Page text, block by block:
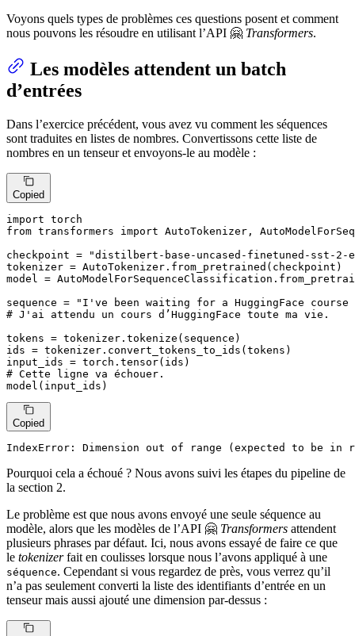
Voyons quels types de problèmes ces questions posent et comment
nous pouvons les résoudre en utilisant l’API 🤗 Transformers.
Les modèles attendent un batch
d’entrées
Dans l’exercice précédent, vous avez vu comment les séquences
sont traduites en listes de nombres. Convertissons cette liste de
nombres en un tenseur et envoyons-le au modèle :
Copied
import
from transformers import AutoTokenizer,
checkpoint =
"distilbert-base-uncased-finetuned-sst-2-
tokenizer = AutoTokenizer.from_pretrained(checkpoint)
model =
sequence =
"I've been waiting for a HuggingFace
# J'ai attendu un cours d’HuggingFace toute ma vie.
tokens = tokenizer.tokenize(sequence)
ids = tokenizer.convert_tokens_to_ids(tokens)
# Cette ligne va échouer.
model(input_ids)
Copied
IndexError: Dimension out of range (expected to be in
Pourquoi cela a échoué ? Nous avons suivi les étapes du pipeline de
la section 2.
Le problème est que nous avons envoyé une seule séquence au
modèle, alors que les modèles de l’API 🤗 Transformers attendent
plusieurs phrases par défaut. Ici, nous avons essayé de faire ce que
le tokenizerfait en coulisses lorsque nous l’avons appliqué à une
séquence. Cependant si vous regardez de près, vous verrez qu’il
n’a pas seulement converti la liste des identifiants d’entrée en un
tenseur mais aussi ajouté une dimension par-dessus :